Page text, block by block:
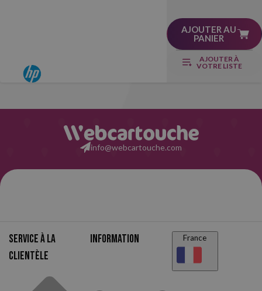
AJOUTER AU
PANIER
AJOUTER À
VOTRE LISTE
info@webcartouche.com
Service à la
clientèle
Information France